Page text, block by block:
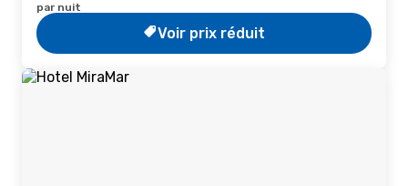
par nuit
Voir prix réduit